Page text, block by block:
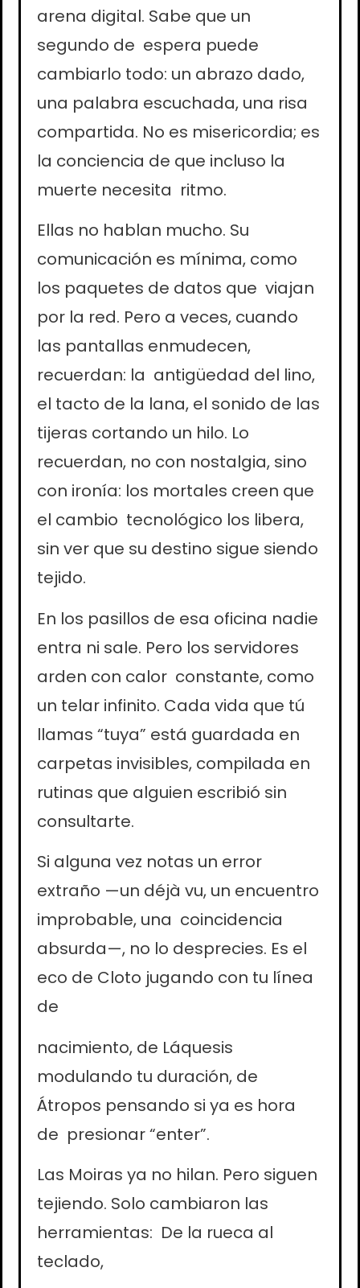
arena digital. Sabe que un
segundo de espera puede
cambiarlo todo: un abrazo dado,
una palabra escuchada, una risa
compartida. No es misericordia; es
la conciencia de que incluso la
muerte necesita ritmo.
Ellas no hablan mucho. Su
comunicación es mínima, como
los paquetes de datos que viajan
por la red. Pero a veces, cuando
las pantallas enmudecen,
recuerdan: la antigüedad del lino,
el tacto de la lana, el sonido de las
tijeras cortando un hilo. Lo
recuerdan, no con nostalgia, sino
con ironía: los mortales creen que
el cambio tecnológico los libera,
sin ver que su destino sigue siendo
tejido.
En los pasillos de esa oficina nadie
entra ni sale. Pero los servidores
arden con calor constante, como
un telar infinito. Cada vida que tú
llamas “tuya” está guardada en
carpetas invisibles, compilada en
rutinas que alguien escribió sin
consultarte.
Si alguna vez notas un error
extraño —un déjà vu, un encuentro
improbable, una coincidencia
absurda—, no lo desprecies. Es el
eco de Cloto jugando con tu línea
de
nacimiento, de Láquesis
modulando tu duración, de
Átropos pensando si ya es hora
de presionar “enter”.
Las Moiras ya no hilan. Pero siguen
tejiendo. Solo cambiaron las
herramientas: De la rueca al
teclado,